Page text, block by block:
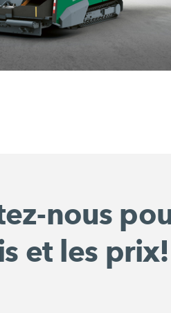
nous
et les prix!